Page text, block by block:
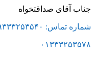
جناب آقای صداقتخواه
شماره تماس: ۰۹۳۳۳۲۵۳۵۴۰
۰۱۳۳۳۲۵۳۵۷۸